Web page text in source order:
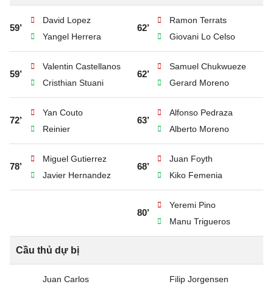
59’
David Lopez
Yangel Herrera
62’
Ramon Terrats
Giovani Lo Celso
59’
Valentin Castellanos
Cristhian Stuani
62’
Samuel Chukwueze
Gerard Moreno
72’
Yan Couto
Reinier
63’
Alfonso Pedraza
Alberto Moreno
78’
Miguel Gutierrez
Javier Hernandez
68’
Juan Foyth
Kiko Femenia
80’
Yeremi Pino
Manu Trigueros
Cầu thủ dự bị
Juan Carlos Filip Jorgensen